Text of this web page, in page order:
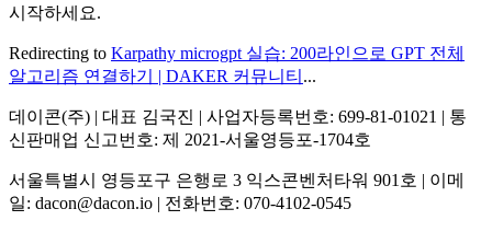
시작하세요.
Redirecting to Karpathy microgpt 실습: 200라인으로 GPT 전체
알고리즘 연결하기 | DAKER 커뮤니티 ...
데이콘(주) | 대표 김국진 | 사업자등록번호: 699-81-01021 | 통
신판매업 신고번호: 제 2021-서울영등포-1704호
서울특별시 영등포구 은행로 3 익스콘벤처타워 901호 | 이메
일: dacon@dacon.io | 전화번호: 070-4102-0545